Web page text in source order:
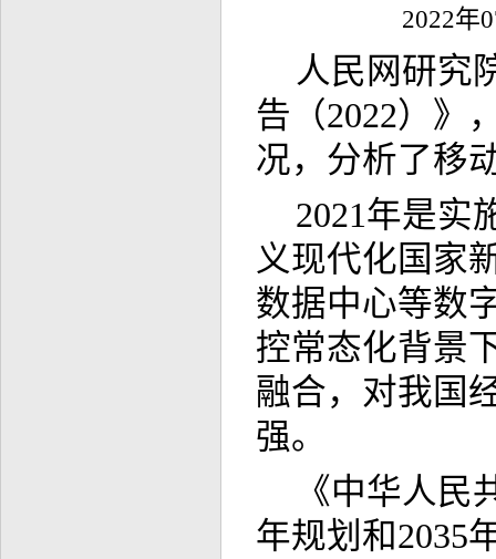
2022年
人民网研究
告（2022）》
况，分析了移
2021年是实
义现代化国家
数据中心等数
控常态化背景
融合，对我国
强。
《中华人
年规划和2035